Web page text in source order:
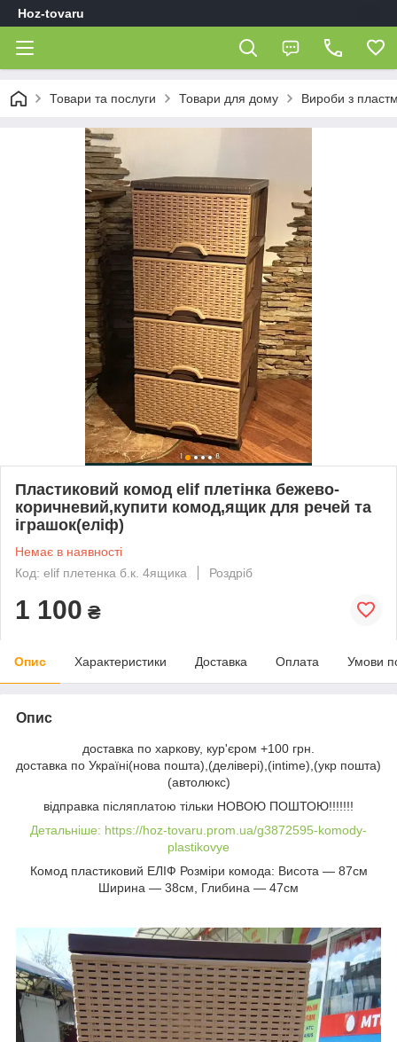
Hoz-tovaru
Товари та послуги Товари для дому Вироби з
Пластиковий комод elif плетінка бежево-
коричневий,купити комод,ящик для речей та
іграшок(еліф)
Немає в наявності
Код: elif плетенка б.к. 4ящика
Роздріб
1 100 ₴
Опис Характеристики Доставка Оплата Умови
Опис
доставка по харкову, кур'єром +100 грн.
доставка по Україні(нова пошта),(делівері),(intime),(укр пошта)
(автолюкс)
відправка післяплатою тільки НОВОЮ ПОШТОЮ!!!!!!!
Детальніше: https://hoz-tovaru.prom.ua/g3872595-komody-
plastikovye
Комод пластиковий ЕЛІФ Розміри комода: Висота ― 87см
Ширина ― 38см, Глибина ― 47см